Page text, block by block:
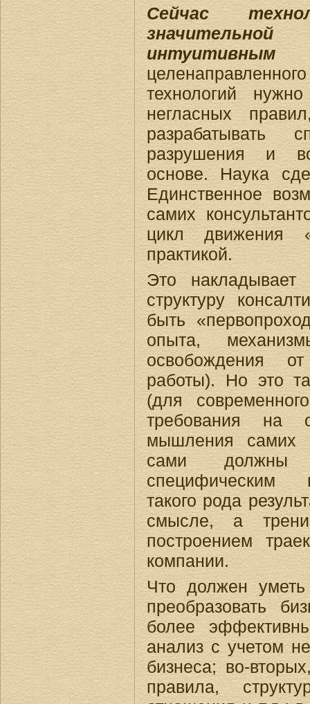
Сейчас
технологий
негласных
разрушения и
основе. Наука
Единственное
самих
цикл движения
практикой.
Это
структуру
быть
опыта,
освобождения
работы). Но это
(для
требования на
мышления самих
сами должны
специфическим
такого рода
смысле, а
построением
компании.
Что должен уметь
преобразовать
более
анализ с учетом
бизнеса; во-
правила,